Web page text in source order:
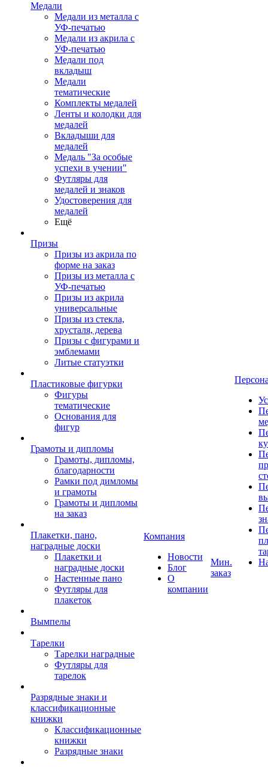
Медали
Медали из металла с
УФ-печатью
Медали из акрила с
УФ-печатью
Медали под
вкладыш
Медали
тематические
Комплекты медалей
Ленты и колодки для
медалей
Вкладыши для
медалей
Медаль "За особые
успехи в учении"
Футляры для
медалей и знаков
Удостоверения для
медалей
Ещё
Призы
Призы из акрила по
форме на заказ
Призы из металла с
УФ-печатью
Призы из акрила
универсальные
Призы из стекла,
хрусталя, дерева
Призы с фигурами и
эмблемами
Литые статуэтки
Пластиковые фигурки
Фигуры
тематические
Основания для
фигур
Грамоты и дипломы
Грамоты, дипломы,
благодарности
Рамки под димломы
и грамоты
Грамоты и дипломы
на заказ
Плакетки, пано,
наградные доски
Плакетки и
наградные доски
Настенные пано
Футляры для
плакеток
Вымпелы
Тарелки
Тарелки наградные
Футляры для
тарелок
Разрядные знаки и
классификационные
книжки
Классификационные
книжки
Разрядные знаки
Компания
Новости
Блог
О
компании
Мин.
заказ